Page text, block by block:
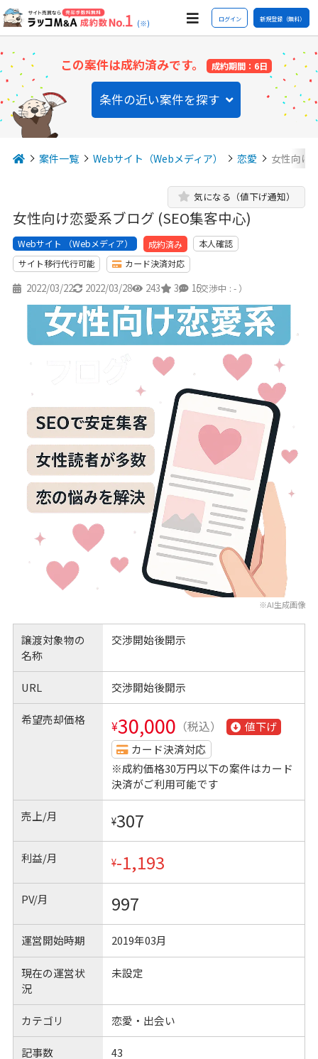
(※) ログイン 新規登録（無料）
この案件は成約済みです。 成約期間：6日
条件の近い案件を探す
案件一覧 Webサイト（Webメディア） 恋愛 女性向け
女性向け恋愛系ブログ (SEO集客中心)
気になる（値下げ通知）
Webサイト （Webメディア） 成約済み
本人確認
サイト移行代行可能
カード決済対応
2022/03/22 2022/03/28 243 3 15
（交渉中 : - ）
※AI生成画像
譲渡対象物の
名称
交渉開始後開示
URL 交渉開始後開示
希望売却価格 ¥30,000 （税込）
値下げ
カード決済対応
※成約価格30万円以下の案件はカード
決済がご利用可能です
売上/月 ¥307
利益/月 ¥-1,193
PV/月 997
運営開始時期 2019年03月
現在の運営状
況
未設定
カテゴリ 恋愛・出会い
記事数 43